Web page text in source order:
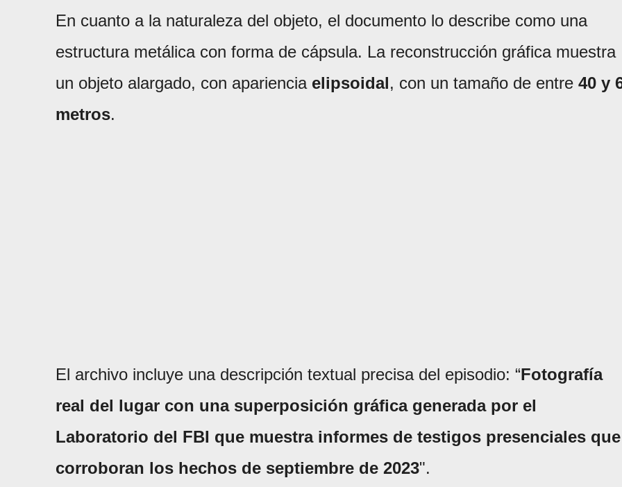
En cuanto a la naturaleza del objeto, el documento lo describe como una
estructura metálica con forma de cápsula. La reconstrucción gráfica muestra
un objeto alargado, con apariencia elipsoidal, con un tamaño de entre 40 y
metros.
El archivo incluye una descripción textual precisa del episodio: “Fotografía
real del lugar con una superposición gráfica generada por el
Laboratorio del FBI que muestra informes de testigos presenciales que
corroboran los hechos de septiembre de 2023".